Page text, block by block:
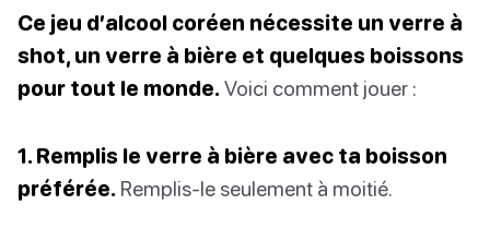
Ce jeu d’alcool coréen nécessite un verre à
shot, un verre à bière et quelques boissons
pour tout le monde. Voici comment jouer :
1. Remplis le verre à bière avec ta boisson
préférée. Remplis-le seulement à moitié.